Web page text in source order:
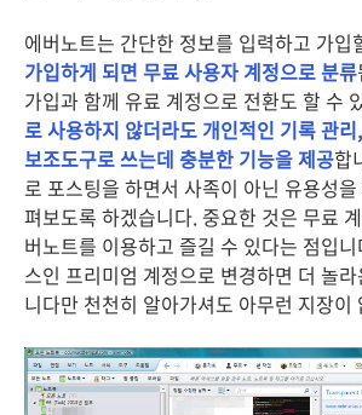
에버노트는 간단한 정보를 입력하고 가입
가입하게 되면 무료 사용자 계정으로 분류
가입과 함께 유료 계정으로 전환도 할 수
로 사용하지 않더라도 개인적인 기록 관
보조도구로 쓰는데 충분한 기능을 제공합
로 포스팅을 하면서 사족이 아닌 유용성
펴보도록 하겠습니다. 중요한 것은 무료
버노트를 이용하고 즐길 수 있다는 점입
스인 프리미엄 계정으로 변경하면 더 놀
니다만 천천히 알아가셔도 아무런 지장이